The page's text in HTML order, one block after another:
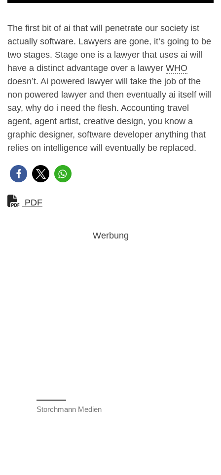
The first bit of ai that will penetrate our society ist
actually software. Lawyers are gone, it’s going to be
two stages. Stage one is a lawyer that uses ai will
have a distinct advantage over a lawyer WHO
doesn’t. Ai powered lawyer will take the job of the
non powered lawyer and then eventually ai itself will
say, why do i need the flesh. Accounting travel
agent, agent artist, creative design, you know a
graphic designer, software developer anything that
relies on intelligence will eventually be replaced.
PDF
Werbung
Storchmann Medien